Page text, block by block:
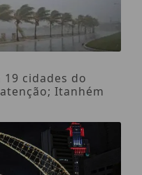
cidades do
Itanhém